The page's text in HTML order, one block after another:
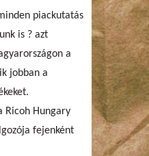
piackutatás
is ? azt
a
jobban a
Ricoh Hungary
fejenként